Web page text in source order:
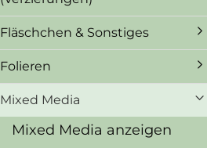
Fläschchen & Sonstiges
Folieren
Mixed Media
Mixed Media anzeigen